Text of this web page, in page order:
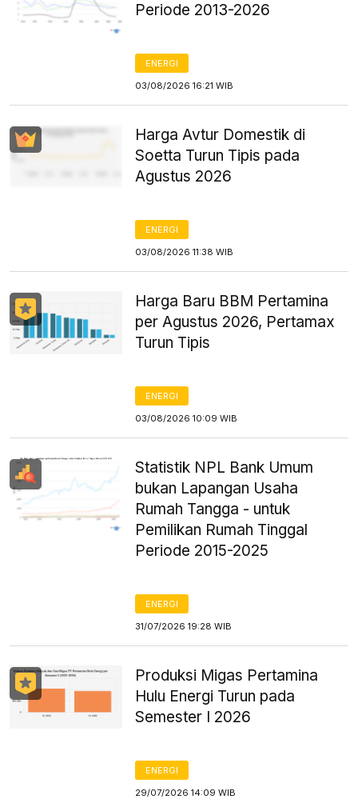
Periode 2013-2026
ENERGI
03/08/2026 16:21 WIB
Harga Avtur Domestik di
Soetta Turun Tipis pada
Agustus 2026
ENERGI
03/08/2026 11:38 WIB
Harga Baru BBM Pertamina
per Agustus 2026, Pertamax
Turun Tipis
ENERGI
03/08/2026 10:09 WIB
Statistik NPL Bank Umum
bukan Lapangan Usaha
Rumah Tangga - untuk
Pemilikan Rumah Tinggal
Periode 2015-2025
ENERGI
31/07/2026 19:28 WIB
Produksi Migas Pertamina
Hulu Energi Turun pada
Semester I 2026
ENERGI
29/07/2026 14:09 WIB